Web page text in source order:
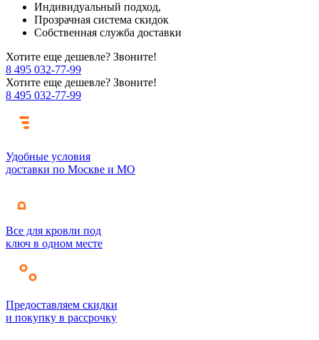
Индивидуальный подход,
Прозрачная система скидок
Собственная служба доставки
Хотите еще дешевле? Звоните!
8 495 032-77-99
Хотите еще дешевле? Звоните!
8 495 032-77-99
Удобные условия
доставки по Москве и МО
Все для кровли под
ключ в одном месте
Предоставляем скидки
и покупку в рассрочку